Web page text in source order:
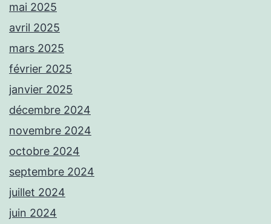
mai 2025
avril 2025
mars 2025
février 2025
janvier 2025
décembre 2024
novembre 2024
octobre 2024
septembre 2024
juillet 2024
juin 2024